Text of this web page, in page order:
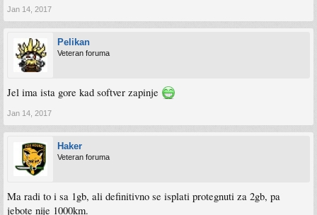
Jan 14, 2017
Pelikan
Veteran foruma
Jel ima ista gore kad softver zapinje
Jan 14, 2017
Haker
Veteran foruma
Ma radi to i sa 1gb, ali definitivno se isplati protegnuti za 2gb, pa
jebote nije 1000km.